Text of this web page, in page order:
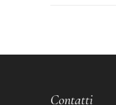
Contatti